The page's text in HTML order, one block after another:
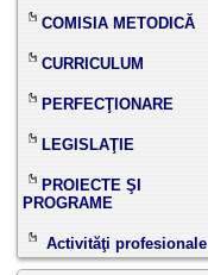
COMISIA METODICĂ
CURRICULUM
PERFECŢIONARE
LEGISLAŢIE
PROIECTE ŞI
PROGRAME
Activităţi profesionale